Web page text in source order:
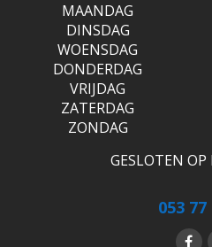
MAANDAG
DINSDAG
WOENSDAG
DONDERDAG
VRIJDAG
ZATERDAG
ZONDAG
GESLOTEN OP
053 77